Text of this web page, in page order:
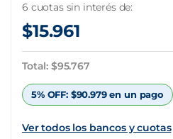
precio
original
era:
$112.667.
precio
actual
es:
$95.767.
6 cuotas sin interés de:
$15.961
Total: $95.767
5% OFF: $90.979en un pago
Ver todos los bancos y cuotas